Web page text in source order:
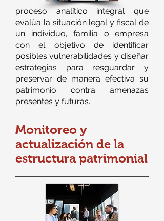
proceso analítico integral que
evalúa la situación legal y fiscal de
un individuo, familia o empresa
con el objetivo de identificar
posibles vulnerabilidades y diseñar
estrategias para resguardar y
preservar de manera efectiva su
patrimonio contra amenazas
presentes y futuras.
Monitoreo y
actualización de la
estructura patrimonial